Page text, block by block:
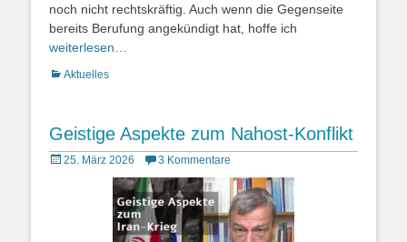
noch nicht rechtskräftig. Auch wenn die Gegenseite
bereits Berufung angekündigt hat, hoffe ich
weiterlesen…
Kategorien
Aktuelles
Geistige Aspekte zum Nahost-Konflikt
Posted25. März 2026 3 Kommentare